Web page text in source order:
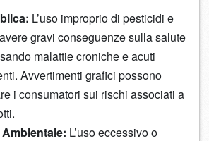
L’uso improprio di pesticidi e
gravi conseguenze sulla salute
malattie croniche e acuti
Avvertimenti grafici possono
i consumatori sui rischi associati a
L’uso eccessivo o